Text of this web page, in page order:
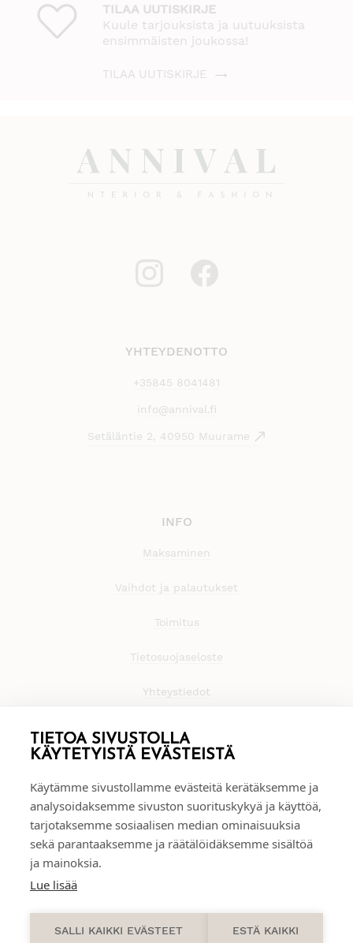
TIETOA SIVUSTOLLA
KÄYTETYISTÄ EVÄSTEISTÄ
Käytämme sivustollamme evästeitä kerätäksemme ja
analysoidaksemme sivuston suorituskykyä ja käyttöä,
tarjotaksemme sosiaalisen median ominaisuuksia
sekä parantaaksemme ja räätälöidäksemme sisältöä
ja mainoksia.
Lue lisää
SALLI KAIKKI EVÄSTEET ESTÄ KAIKKI
TILAA UUTISKIRJE
Kuule tarjouksista ja uutuuksista
ensimmäisten joukossa!
TILAA UUTISKIRJE
YHTEYDENOTTO
+35845 8041481
info@annival.fi
Setäläntie 2, 40950 Muurame
INFO
Maksaminen
Vaihdot ja palautukset
Toimitus
Tietosuojaseloste
Yhteystiedot